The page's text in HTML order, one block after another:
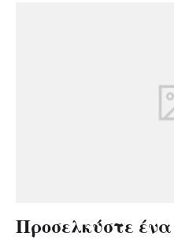
Προσελκύστε